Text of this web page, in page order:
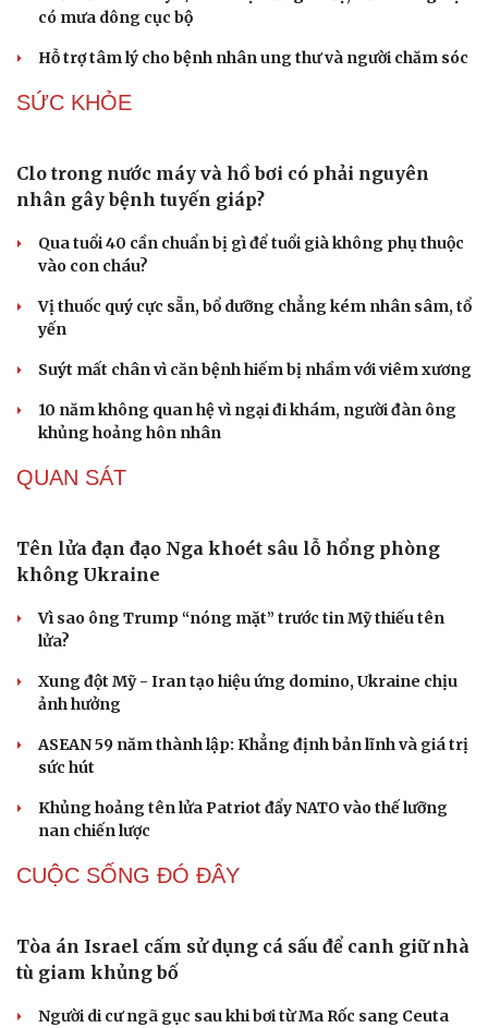
Du lịch
Podcast
có mưa dông cục bộ
Hỗ trợ tâm lý cho bệnh nhân ung thư và người chăm sóc
SỨC KHỎE
Clo trong nước máy và hồ bơi có phải nguyên
nhân gây bệnh tuyến giáp?
Qua tuổi 40 cần chuẩn bị gì để tuổi già không phụ thuộc
vào con cháu?
Vị thuốc quý cực sẵn, bổ dưỡng chẳng kém nhân sâm, tổ
yến
Suýt mất chân vì căn bệnh hiếm bị nhầm với viêm xương
10 năm không quan hệ vì ngại đi khám, người đàn ông
khủng hoảng hôn nhân
QUAN SÁT
Tên lửa đạn đạo Nga khoét sâu lỗ hổng phòng
không Ukraine
Vì sao ông Trump “nóng mặt” trước tin Mỹ thiếu tên
lửa?
Xung đột Mỹ - Iran tạo hiệu ứng domino, Ukraine chịu
ảnh hưởng
ASEAN 59 năm thành lập: Khẳng định bản lĩnh và giá trị
sức hút
Khủng hoảng tên lửa Patriot đẩy NATO vào thế lưỡng
nan chiến lược
CUỘC SỐNG ĐÓ ĐÂY
Tòa án Israel cấm sử dụng cá sấu để canh giữ nhà
tù giam khủng bố
Người di cư ngã gục sau khi bơi từ Ma Rốc sang Ceuta